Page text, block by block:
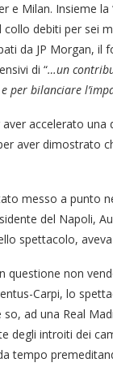
e Milan. Insieme la ‘
collo debiti per sei
da JP Morgan, il
di “…un
bilanciare
accelerato una
aver dimostrato
messo a punto
del Napoli,
spettacolo,
questione non
Carpi, lo
ad una Real
degli introiti dei
tempo